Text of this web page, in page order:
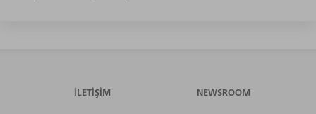
İLETIŞIM NEWSROOM